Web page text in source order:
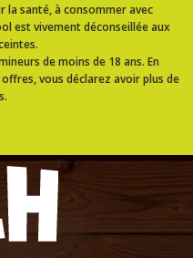
la santé, à consommer avec
est vivement déconseillée aux
de moins de 18 ans. En
vous déclarez avoir plus de